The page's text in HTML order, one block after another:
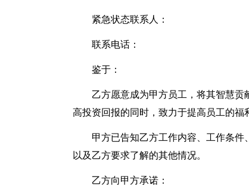
紧急状态联系人：
联系电话：
鉴于：
乙方愿意成为甲方员工，将其智慧
高投资回报的同时，致力于提高员工的福
甲方已告知乙方工作内容、工作条
以及乙方要求了解的其他情况。
乙方向甲方承诺：